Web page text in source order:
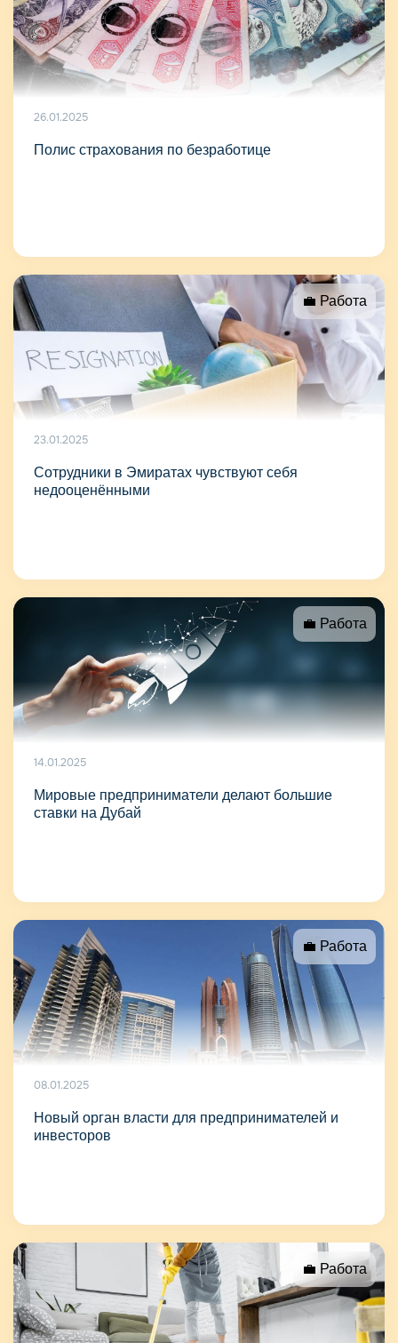
26.01.2025
Полис страхования по безработице
💼 Работа
23.01.2025
Сотрудники в Эмиратах чувствуют себя
недооценёнными
💼 Работа
14.01.2025
Мировые предприниматели делают большие
ставки на Дубай
💼 Работа
08.01.2025
Новый орган власти для предпринимателей и
инвесторов
💼 Работа